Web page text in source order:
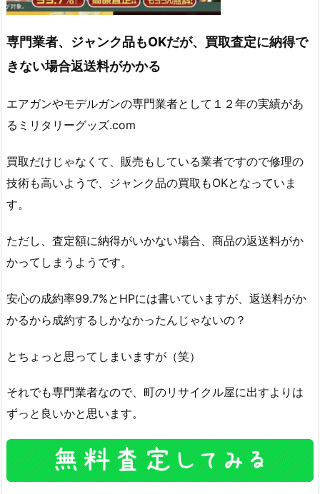
専門業者、ジャンク品もOKだが、買取査定に納得で
きない場合返送料がかかる
エアガンやモデルガンの専門業者として１２年の実績があ
るミリタリーグッズ.com
買取だけじゃなくて、販売もしている業者ですので修理の
技術も高いようで、ジャンク品の買取もOKとなっていま
す。
ただし、査定額に納得がいかない場合、商品の返送料がか
かってしまうようです。
安心の成約率99.7%とHPには書いていますが、返送料がか
かるから成約するしかなかったんじゃないの？
とちょっと思ってしまいますが（笑）
それでも専門業者なので、町のリサイクル屋に出すよりは
ずっと良いかと思います。